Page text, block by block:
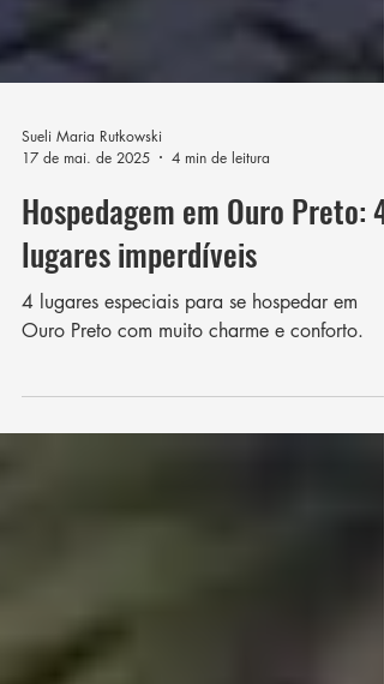
Sueli Maria Rutkowski
17 de mai. de 2025
4 min de leitura
Hospedagem em Ouro Preto: 4
lugares imperdíveis
4 lugares especiais para se hospedar em